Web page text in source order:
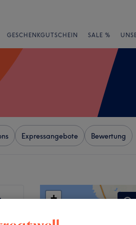
GESCHENKGUTSCHEIN SALE %
Expressangebote Bewertung
+